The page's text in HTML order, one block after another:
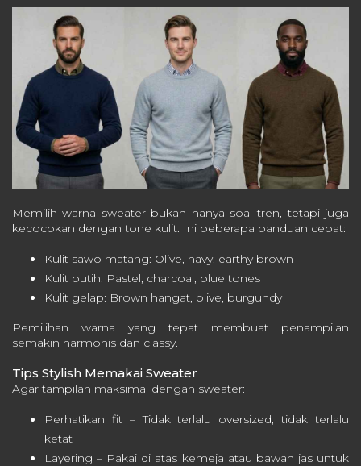
Memilih warna sweater bukan hanya soal tren, tetapi juga
kecocokan dengan tone kulit. Ini beberapa panduan cepat:
Kulit sawo matang: Olive, navy, earthy brown
Kulit putih: Pastel, charcoal, blue tones
Kulit gelap: Brown hangat, olive, burgundy
Pemilihan warna yang tepat membuat penampilan
semakin harmonis dan classy.
Tips Stylish Memakai Sweater
Agar tampilan maksimal dengan sweater:
Perhatikan fit – Tidak terlalu oversized, tidak terlalu
ketat
Layering – Pakai di atas kemeja atau bawah jas untuk